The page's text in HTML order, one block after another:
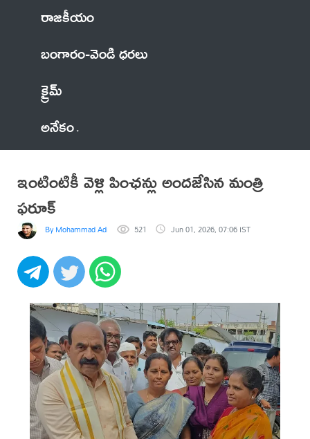
రాజకీయం
బంగారం-వెండి ధరలు
క్రైమ్
అనేకం
ఇంటింటికీ వెళ్లి పింఛన్లు అందజేసిన మంత్రి
ఫరూక్
By Mohammad Adil Anwar 521 Jun 01, 2026, 07:06 IST